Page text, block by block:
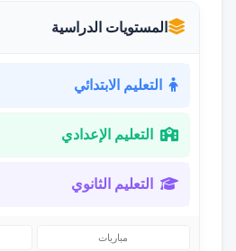
المستويات الدراسية
التعليم الابتدائي
التعليم الإعدادي
التعليم الثانوي
مباريات